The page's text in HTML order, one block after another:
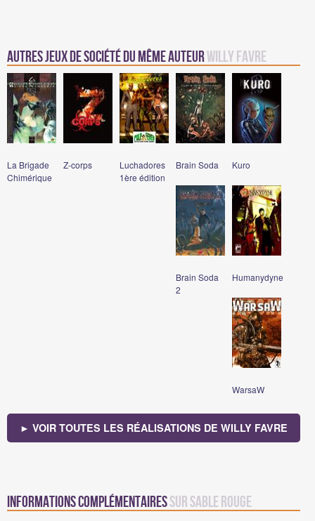
Autres Jeux de société du même auteurWilly Favre
La Brigade
Chimérique
Z-corps
Luchadores
1ère édition
Brain Soda Kuro
Brain Soda
2
Humanydyne
WarsaW
► VOIR TOUTES LES RÉALISATIONS DE WILLY FAVRE
Informations complémentairessur Sable Rouge